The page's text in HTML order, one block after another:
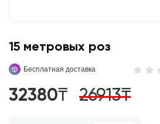
15 метровых роз
Бесплатная доставка
32380₸ 26913₸